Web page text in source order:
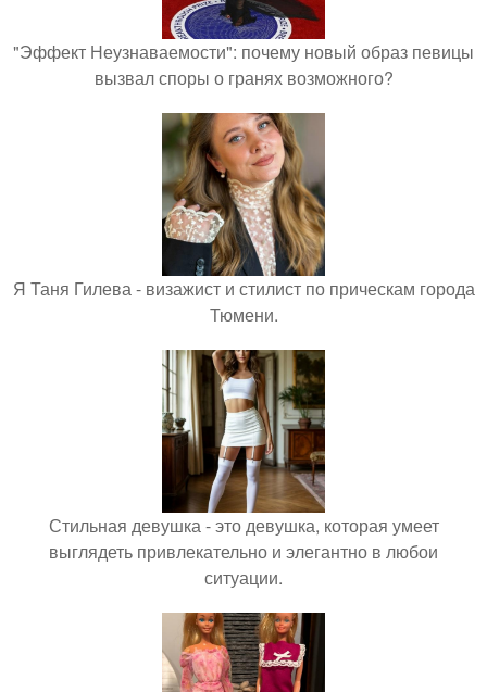
"Эффект Неузнаваемости": почему новый образ певицы
вызвал споры о гранях возможного?
Я Таня Гилева - визажист и стилист по прическам города
Тюмени.
Стильная девушка - это девушка, которая умеет
выглядеть привлекательно и элегантно в любои
ситуации.